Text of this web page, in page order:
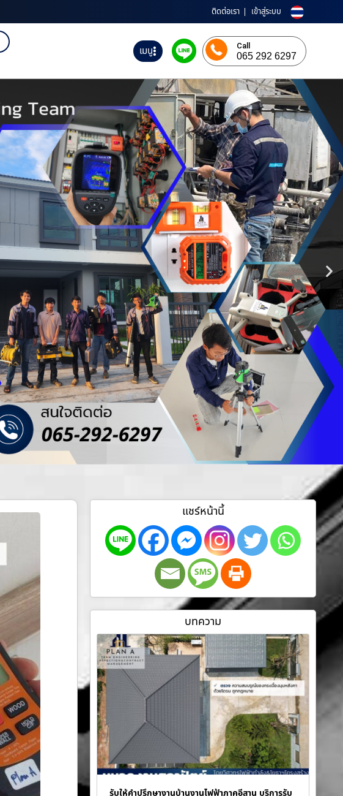
ติดต่อเรา เข้าสู่ระบบ
เมนู Call
065 292 6297
แชร์หน้านี้
บทความ
รับให้คำปรึกษางานบ้านงานไฟฟ้าภาคอีสาน บริการรับ